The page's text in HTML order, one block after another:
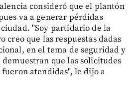
consideró que el plantón
va a generar pérdidas
"Soy partidario de la
creo que las respuestas dadas
en el tema de seguridad y
que las solicitudes
atendidas", le dijo a